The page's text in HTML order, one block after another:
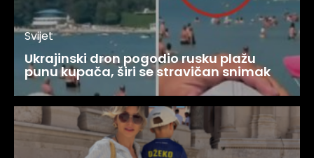
Svijet
Ukrajinski dron pogodio rusku plažu
punu kupača, širi se stravičan snimak